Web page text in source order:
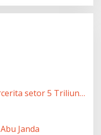
setor 5 Triliun…
Janda